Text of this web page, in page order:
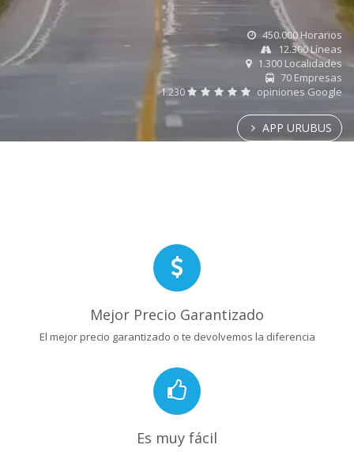
450.000 Horarios
12.300 Líneas
1.300 Localidades
70 Empresas
1.230
opiniones Google
APP URUBUS
Mejor Precio Garantizado
El mejor precio garantizado o te devolvemos la diferencia
Es muy fácil